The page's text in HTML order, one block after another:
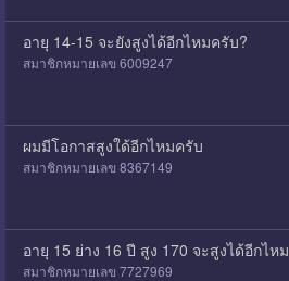
อายุ 14-15 จะยังสูงได้อีกไหมครับ?
สมาชิกหมายเลข 6009247
ผมมีโอกาสสูงใด้อีกไหมครับ
สมาชิกหมายเลข 8367149
อายุ 15 ย่าง 16 ปี สูง 170 จะสูงได้อีกไหม
สมาชิกหมายเลข 7727969